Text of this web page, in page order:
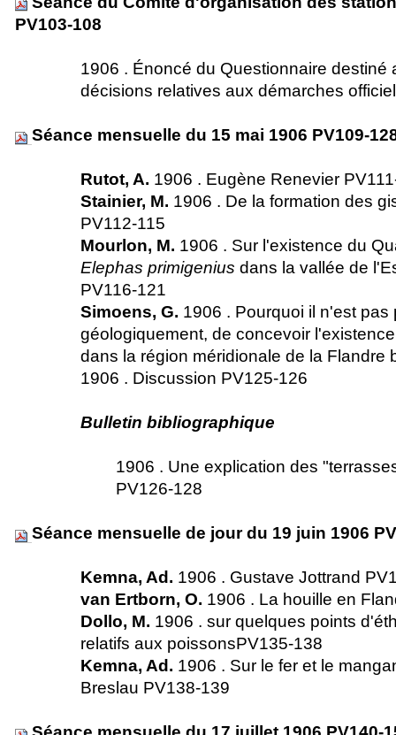
PV103-108
1906 . Énoncé du Questionnaire destiné
décisions relatives aux démarches
Séance mensuelle du 15 mai 1906 PV109-
Rutot, A. 1906 . Eugène Renevier
Stainier, M. 1906 . De la formation des
PV112-115
Mourlon, M. 1906 . Sur l'existence du
Elephas primigenius dans la vallée de
PV116-121
Simoens, G. 1906 . Pourquoi il n'est pas
géologiquement, de concevoir
dans la région méridionale de la
1906 . Discussion PV125-126
Bulletin bibliographique
1906 . Une explication des
PV126-128
Séance mensuelle de jour du 19 juin 1906
Kemna, Ad. 1906 . Gustave Jottrand
van Ertborn, O. 1906 . La houille en
Dollo, M. 1906 . sur quelques points
relatifs aux poissonsPV135-138
Kemna, Ad. 1906 . Sur le fer et le
Breslau PV138-139